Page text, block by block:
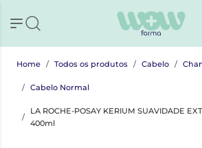
Home Todos os produtos Cabelo
Cabelo Normal
LA ROCHE-POSAY KERIUM SUAVIDADE
400ml